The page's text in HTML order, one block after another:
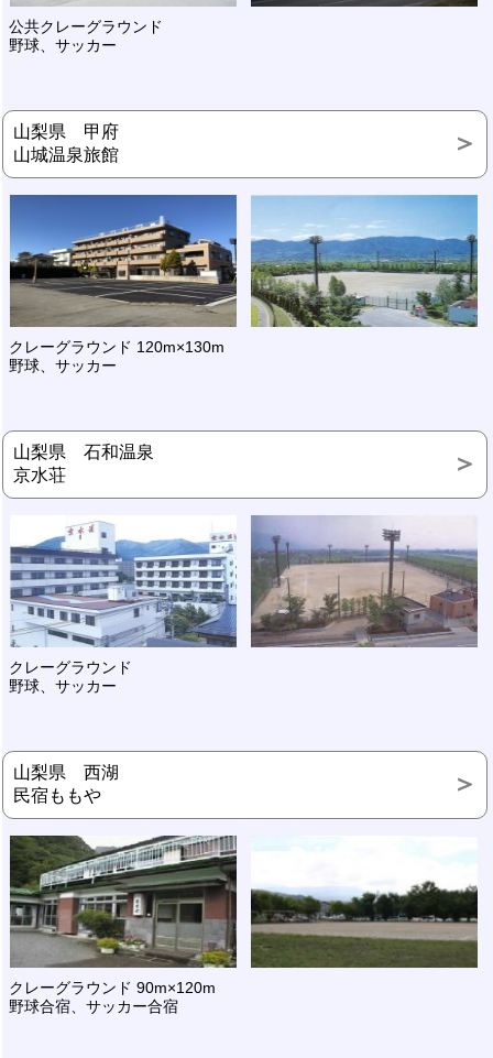
公共クレーグラウンド
野球、サッカー
山梨県 甲府
山城温泉旅館
クレーグラウンド 120m×130m
野球、サッカー
山梨県 石和温泉
京水荘
クレーグラウンド
野球、サッカー
山梨県 西湖
民宿ももや
クレーグラウンド 90m×120m
野球合宿、サッカー合宿